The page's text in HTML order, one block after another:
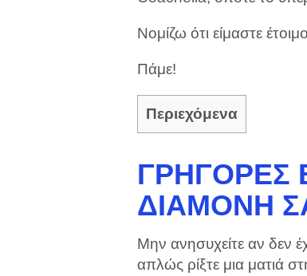
Νομίζω ότι είμαστε
Πάμε!
Περιεχόμενα
ΓΡΉΓΟΡΕΣ
ΔΙΑΜΟΝΉ
Μην ανησυχείτε αν δεν
απλώς ρίξτε μια ματιά